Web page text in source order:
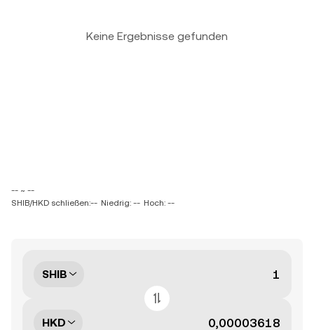
Keine Ergebnisse gefunden
-- ~ --
SHIB/HKD schließen:-- Niedrig: -- Hoch: --
SHIB
HKD